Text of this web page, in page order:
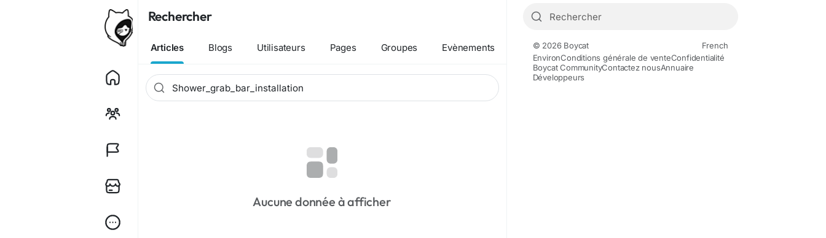
Rechercher
Articles Blogs Utilisateurs Pages Groupes Evènements
Aucune donnée à afficher
© 2026 Boycat
French
EnvironConditions générale de venteConfidentialité
Boycat CommunityContactez nousAnnuaire
Développeurs